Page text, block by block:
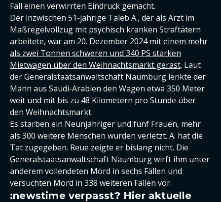
Fall einen verwirrten Eindruck gemacht.
Der inzwischen 51-jährige Taleb A., der als Arzt im
Maßregelvollzug mit psychisch kranken Straftätern
arbeitete, war am 20. Dezember 2024mit einem mehr
als zwei Tonnen schweren und 340 PS starken
Mietwagen über den Weihnachtsmarkt gerast. Laut
der Generalstaatsanwaltschaft Naumburg lenkte der
Mann aus Saudi-Arabien den Wagen etwa 350 Meter
weit und mit bis zu 48 Kilometern pro Stunde über
den Weihnachtsmarkt.
Es starben ein Neunjähriger und fünf Frauen, mehr
als 300 weitere Menschen wurden verletzt. A. hat die
Tat zugegeben. Reue zeigte er bislang nicht. Die
Generalstaatsanwaltschaft Naumburg wirft ihm unter
anderem vollendeten Mord in sechs Fällen und
versuchten Mord in 338 weiteren Fällen vor.
:newstime verpasst? Hier aktuelle